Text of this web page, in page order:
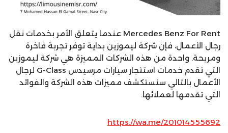
Mercedes Benz For Rent عندما يتعلق الأمر بخدمات نقل
رجال الأعمال، فإن شركة ليموزين بداية توفر تجربة فاخرة
ومريحة. واحدة من هذه الشركات المميزة هي شركة ليموزين
التي تقدم خدمات استئجار سيارات مرسيدس G-Class لرجال
الأعمال بالتالي سنستكشف مميزات هذه الشركة والفوائد
التي تقدمها لعملائها.
https://wa.me/201014555692